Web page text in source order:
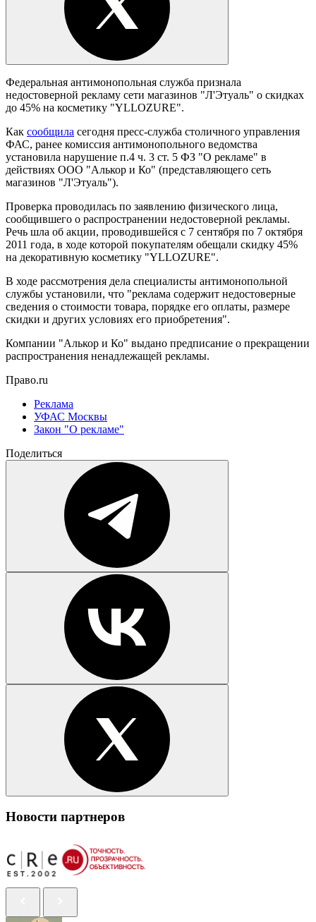
Федеральная антимонопольная служба признала
недостоверной рекламу сети магазинов "Л'Этуаль" о скидках
до 45% на косметику "YLLOZURE".
Как сообщила сегодня пресс-служба столичного управления
ФАС, ранее комиссия антимонопольного ведомства
установила нарушение п.4 ч. 3 ст. 5 ФЗ "О рекламе" в
действиях ООО "Алькор и Ко" (представляющего сеть
магазинов "Л'Этуаль").
Проверка проводилась по заявлению физического лица,
сообщившего о распространении недостоверной рекламы.
Речь шла об акции, проводившейся с 7 сентября по 7 октября
2011 года, в ходе которой покупателям обещали скидку 45%
на декоративную косметику "YLLOZURE".
В ходе рассмотрения дела специалисты антимонопольной
службы установили, что "реклама содержит недостоверные
сведения о стоимости товара, порядке его оплаты, размере
скидки и других условиях его приобретения".
Компании "Алькор и Ко" выдано предписание о прекращении
распространения ненадлежащей рекламы.
Право.ru
Реклама
УФАС Москвы
Закон "О рекламе"
Поделиться
Новости партнеров